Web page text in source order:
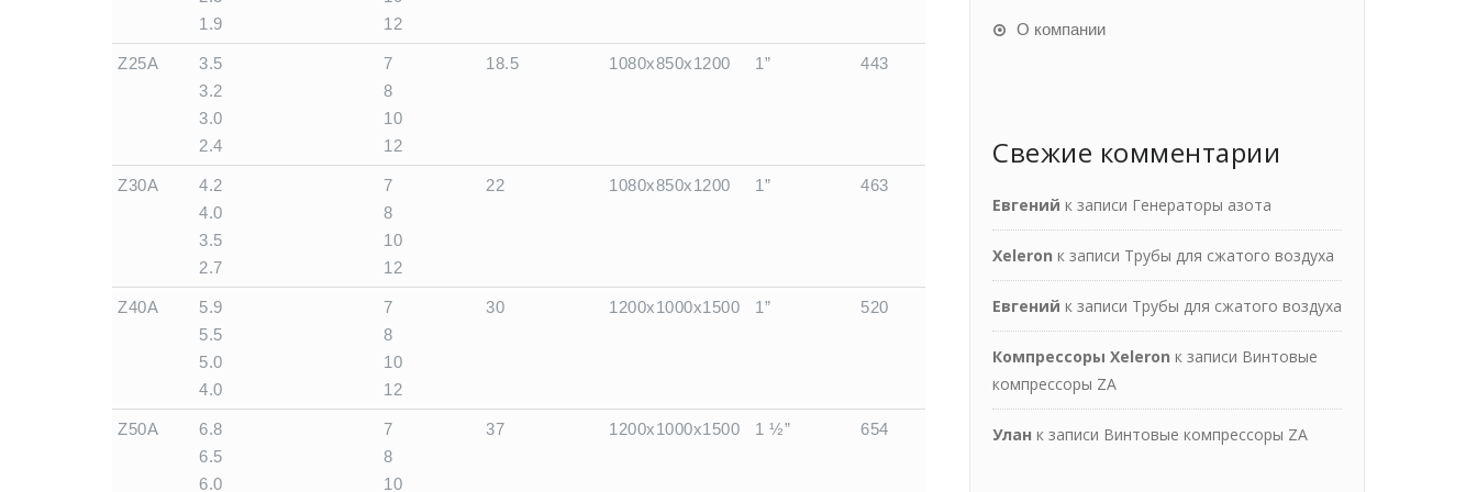
1.9
12
Z25A
3.5
3.2
3.0
2.4
7
8
10
12
18.5 1080x850x1200 1” 443
Z30A
4.2
4.0
3.5
2.7
7
8
10
12
22 1080x850x1200 1” 463
Z40A
5.9
5.5
5.0
4.0
7
8
10
12
30 1200x1000x1500 1” 520
Z50A
6.8
6.5
6.0
7
8
10
37 1200x1000x1500 1 ½” 654
О компании
Свежие комментарии
Евгений к записи Генераторы азота
Xeleron к записи Трубы для сжатого воздуха
Евгений к записи Трубы для сжатого воздуха
Компрессоры Xeleron к записи Винтовые
компрессоры ZA
Улан к записи Винтовые компрессоры ZA